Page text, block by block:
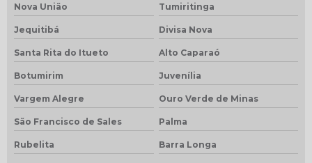
Nova União Tumiritinga
Jequitibá Divisa Nova
Santa Rita do Itueto Alto Caparaó
Botumirim Juvenília
Vargem Alegre Ouro Verde de Minas
São Francisco de Sales Palma
Rubelita Barra Longa